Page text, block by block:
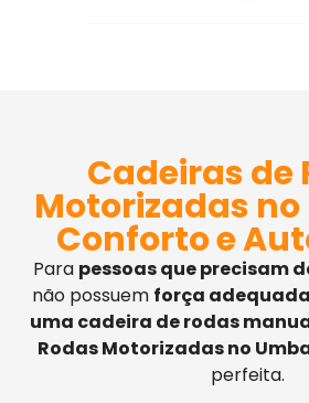
Cadeiras de
Motorizadas
Conforto e
Para pessoas que precisam
não possuem força
uma cadeira de rodas
Rodas Motorizadas no
perfeita.